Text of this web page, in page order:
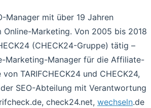
Manager mit über 19 Jahren
Online-Marketing. Von 2005 bis 2018
(CHECK24-Gruppe) tätig –
Marketing-Manager für die Affiliate-
TARIFCHECK24 und CHECK24,
SEO-Abteilung mit Verantwortung
check24.net, wechseln.de